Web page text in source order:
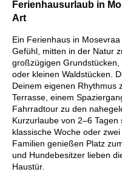
Ferienhausurlaub in
Art
Ein Ferienhaus in
Gefühl, mitten in der Natur
großzügigen
oder kleinen Waldstücken.
Deinem eigenen Rhythmus
Terrasse, einem
Fahrradtour zu den
Kurzurlaube von 2–6
klassische Woche oder
Familien genießen Platz
und Hundebesitzer lieben
Haustür.